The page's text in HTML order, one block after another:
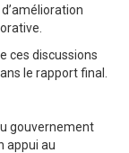
ces discussions
le rapport final.
gouvernement
appui au